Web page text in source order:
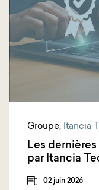
Groupe, Itancia
Les
par Itancia
02 juin 2026